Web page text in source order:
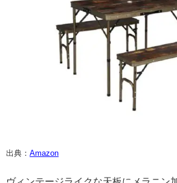
出典： Amazon